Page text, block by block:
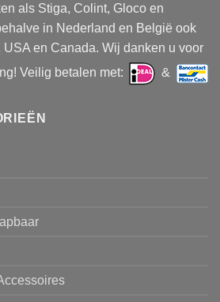
als Stiga, Colint, Gloco en
in Nederland en België ook
USA en Canada. Wij danken u voor
Veilig betalen met:
&